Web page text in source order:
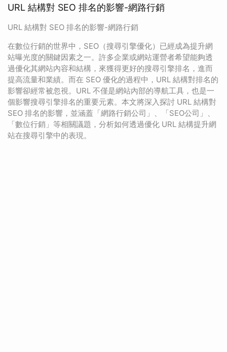
URL 結構對 SEO 排名的影響-網路行銷
URL 結構對 SEO 排名的影響-網路行銷
在數位行銷的世界中，SEO（搜尋引擎優化）已經成為提升網
站曝光度的關鍵因素之一。許多企業或網站運營者希望能夠透
過優化其網站內容和結構，來獲得更好的搜尋引擎排名，進而
提高流量和業績。而在 SEO 優化的過程中，URL 結構對排名的
影響卻經常被忽視。URL 不僅是網站內部的導航工具，也是一
個影響搜尋引擎排名的重要元素。本文將深入探討 URL 結構對
SEO 排名的影響，並涵蓋「網路行銷公司」、「SEO公司」、
「數位行銷」等相關議題，分析如何透過優化 URL 結構提升網
站在搜尋引擎中的表現。